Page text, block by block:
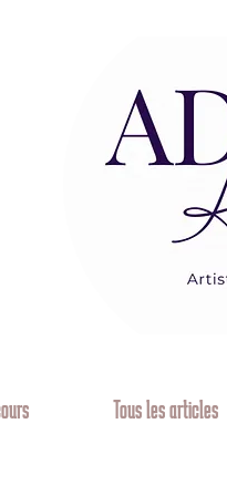
Tous les articles